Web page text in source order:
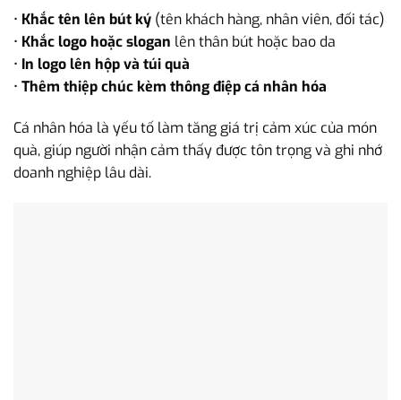
• Khắc tên lên bút ký (tên khách hàng, nhân viên, đối tác)
• Khắc logo hoặc slogan lên thân bút hoặc bao da
• In logo lên hộp và túi quà
• Thêm thiệp chúc kèm thông điệp cá nhân hóa
Cá nhân hóa là yếu tố làm tăng giá trị cảm xúc của món
quà, giúp người nhận cảm thấy được tôn trọng và ghi nhớ
doanh nghiệp lâu dài.